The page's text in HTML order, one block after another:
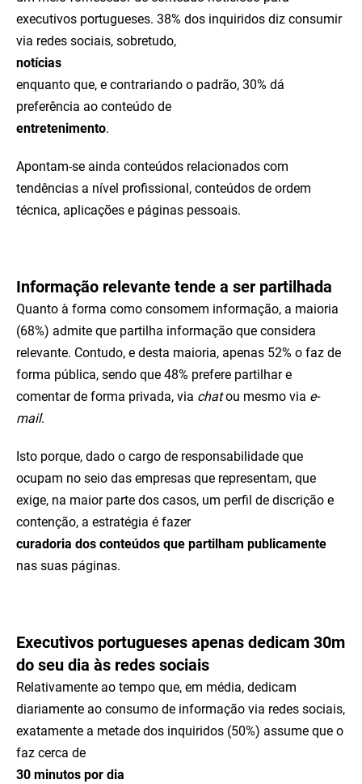
executivos portugueses. 38% dos inquiridos diz consumir
via redes sociais, sobretudo,
notícias
enquanto que, e contrariando o padrão, 30% dá
preferência ao conteúdo de
entretenimento.
Apontam-se ainda conteúdos relacionados com
tendências a nível profissional, conteúdos de ordem
técnica, aplicações e páginas pessoais.
Informação relevante tende a ser partilhada
Quanto à forma como consomem informação, a maioria
(68%) admite que partilha informação que considera
relevante. Contudo, e desta maioria, apenas 52% o faz de
forma pública, sendo que 48% prefere partilhar e
comentar de forma privada, via chatou mesmo via e-
mail.
Isto porque, dado o cargo de responsabilidade que
ocupam no seio das empresas que representam, que
exige, na maior parte dos casos, um perfil de discrição e
contenção, a estratégia é fazer
curadoria dos conteúdos que partilham publicamente
nas suas páginas.
Executivos portugueses apenas dedicam 30m
do seu dia às redes sociais
Relativamente ao tempo que, em média, dedicam
diariamente ao consumo de informação via redes sociais,
exatamente a metade dos inquiridos (50%) assume que o
faz cerca de
30 minutos por dia